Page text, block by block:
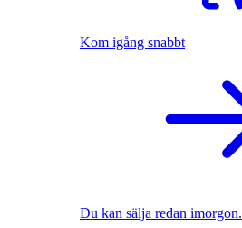
Kom igång snabbt
Du kan sälja redan imorgon.